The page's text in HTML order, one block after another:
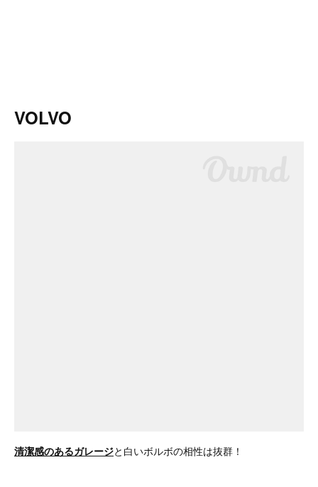
VOLVO
清潔感のあるガレージと白いボルボの相性は抜群！